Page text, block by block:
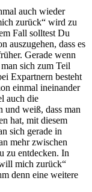
auch wieder
zurück“ wird zu
Fall solltest Du
auszugehen, dass es
Gerade wenn
sich zum Teil
Expartnern besteht
einmal ineinander
auch die
und weiß, dass man
hat, mit diesem
sich gerade in
mehr zwischen
zu entdecken. In
mich zurück“
denn eine weitere